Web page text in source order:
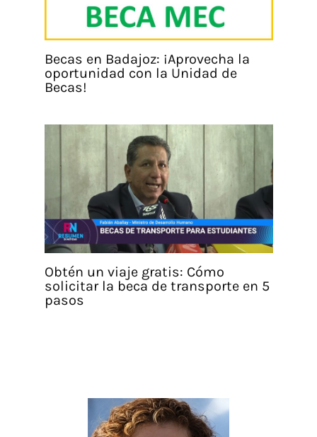
Becas en Badajoz: ¡Aprovecha la
oportunidad con la Unidad de
Becas!
Obtén un viaje gratis: Cómo
solicitar la beca de transporte en 5
pasos